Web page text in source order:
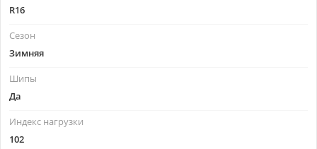
R16
Сезон
Зимняя
Шипы
Да
Индекс нагрузки
102